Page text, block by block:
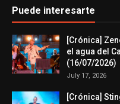
Puede interesarte
[Crónica]
el agua del
(16/07/2026)
July 17, 2026
[Crónica]